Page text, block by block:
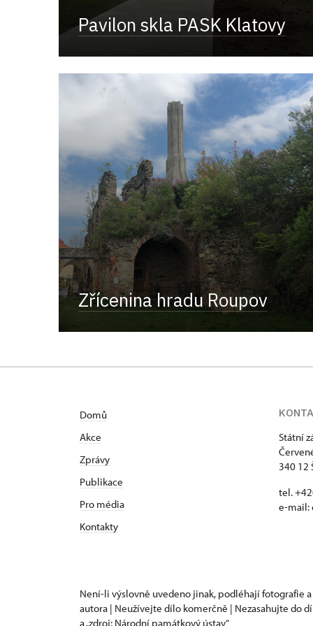
Pavilon skla PASK Klatovy
Zřícenina hradu Roupov
Domů
Akce
Zprávy
Publikace
Pro média
Kontakty
Státní
340 12
tel.
e-mail:
Není-li výslovně uvedeno jinak, podléhají fotografie
autora | Neužívejte dílo komerčně | Nezasahujte do
a „zdroj: Národní památkový ústav“